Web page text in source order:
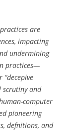
are
impacting
undermining
practices—
“decepive
scrutiny and
computer
pioneering
defnitions, and